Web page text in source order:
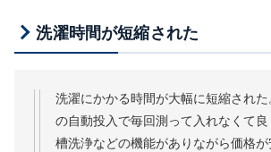
洗濯時間が短縮された
洗濯にかかる時間が大幅に短縮された
の自動投入で毎回測って入れなくて
槽洗浄などの機能がありながら価格が